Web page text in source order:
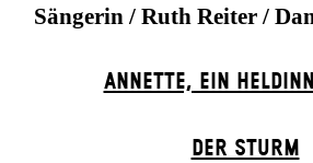
Sängerin / Ruth Reiter /
ANNETTE, EIN
DER STURM